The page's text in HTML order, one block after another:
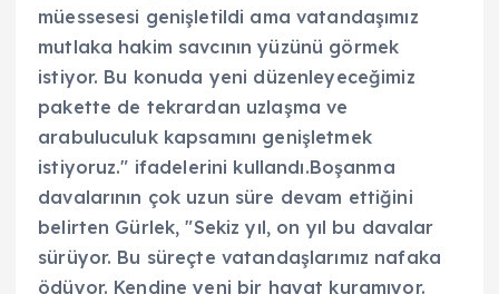
müessesesi genişletildi ama vatandaşımız
mutlaka hakim savcının yüzünü görmek
istiyor. Bu konuda yeni düzenleyeceğimiz
pakette de tekrardan uzlaşma ve
arabuluculuk kapsamını genişletmek
istiyoruz." ifadelerini kullandı.Boşanma
davalarının çok uzun süre devam ettiğini
belirten Gürlek, "Sekiz yıl, on yıl bu davalar
sürüyor. Bu süreçte vatandaşlarımız nafaka
ödüyor. Kendine yeni bir hayat kuramıyor.